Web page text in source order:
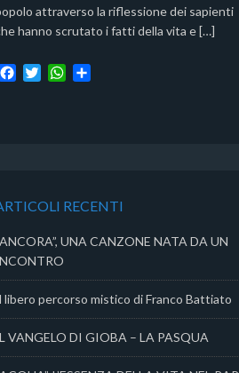
attraverso la riflessione dei sapienti
hanno scrutato i fatti della vita e […]
W
i
RECENTI
UNA CANZONE NATA DA UN
libero percorso mistico di Franco Battiato
VANGELO DI GIOBA – LA PASQUA